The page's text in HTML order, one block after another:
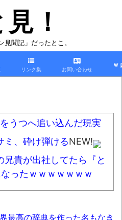
！
見聞記」だったとこ。
リンク集 お問い合わせ
ｗ
うつへ追い込んだ現実
ミ、砕け弾けるNEW!
兄貴が出社してたら『と
ったｗｗｗｗｗｗｗ
ャンプのグッズ(43億円
最高の辞典を作った名もなき